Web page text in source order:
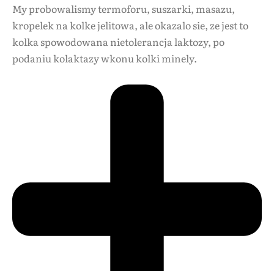
My probowalismy termoforu, suszarki, masazu,
kropelek na kolke jelitowa, ale okazalo sie, ze jest to
kolka spowodowana nietolerancja laktozy, po
podaniu kolaktazy wkonu kolki minely.